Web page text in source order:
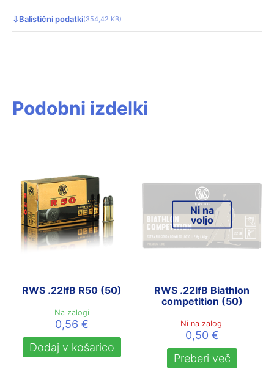
⇩Balistični podatki(354,42 KB)
Podobni izdelki
RWS .22lfB R50 (50)
Na zalogi
0,56€
Dodaj v košarico
Ni na
voljo
RWS .22lfB Biathlon
competition (50)
Ni na zalogi
0,50 €
Preberi več